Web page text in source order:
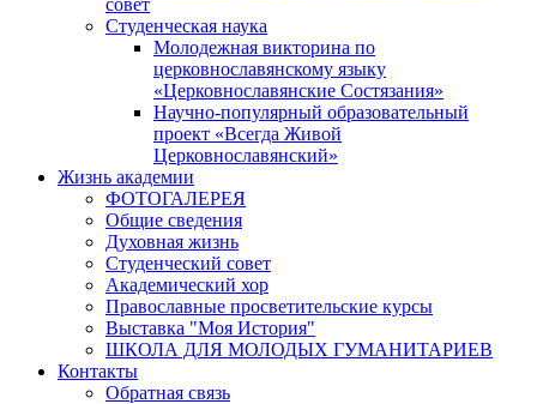
Студенческая наука
Молодежная викторина по
церковнославянскому языку
«Церковнославянские Состязания»
Научно-популярный образовательный
проект «Всегда Живой
Церковнославянский»
Жизнь академии
ФОТОГАЛЕРЕЯ
Общие сведения
Духовная жизнь
Студенческий совет
Академический хор
Православные просветительские курсы
Выставка "Моя История"
ШКОЛА ДЛЯ МОЛОДЫХ ГУМАНИТАРИЕВ
Контакты
Обратная связь